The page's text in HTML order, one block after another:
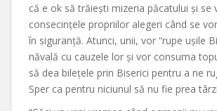
că e ok să trăiești mizeria păcatului și se
consecințele propriilor alegeri când se
în siguranță. Atunci, unii, vor “rupe ușile
năvală cu cauzele lor și vor consuma
să dea bilețele prin Biserici pentru a ne
Sper ca pentru niciunul să nu fie prea